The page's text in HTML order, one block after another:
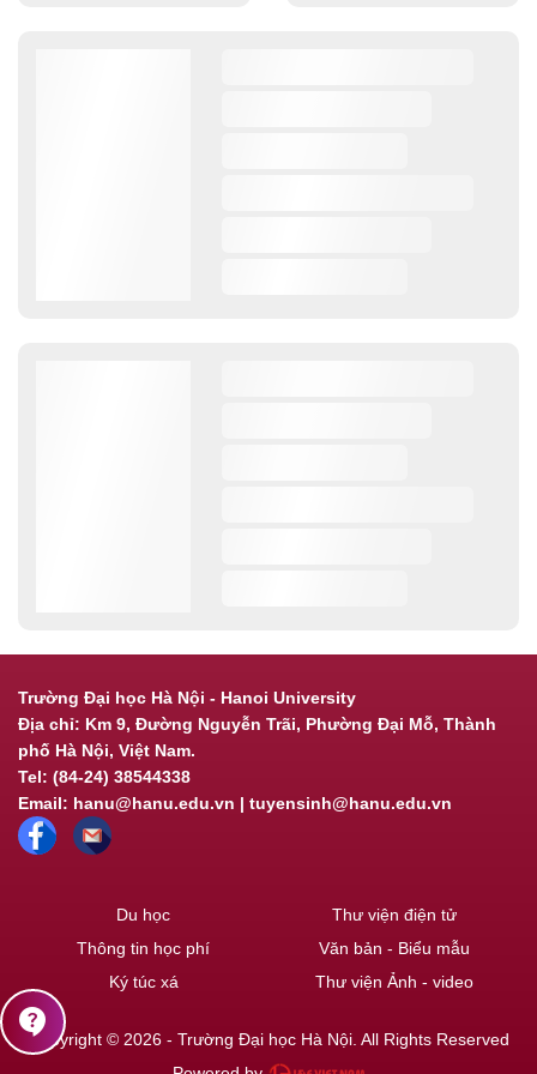
Trường Đại học Hà Nội - Hanoi University
Địa chỉ: Km 9, Đường Nguyễn Trãi, Phường Đại Mỗ, Thành
phố Hà Nội, Việt Nam.
Tel: (84-24) 38544338
Email: hanu@hanu.edu.vn | tuyensinh@hanu.edu.vn
Du học
Thông tin học phí
Ký túc xá
Thư viện điện tử
Văn bản - Biểu mẫu
Thư viện Ảnh - video
Copyright © 2026 - Trường Đại học Hà Nội. All Rights Reserved
contact_support